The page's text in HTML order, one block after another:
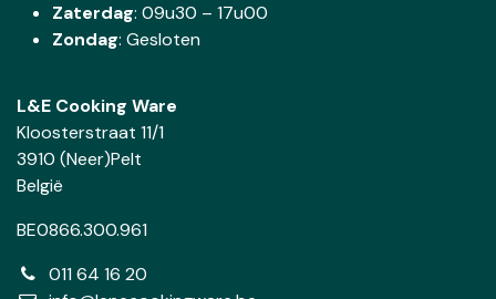
Zaterdag: 09u30 – 17u00
Zondag: Gesloten
L&E Cooking Ware
Kloosterstraat 11/1
3910 (Neer)Pelt
België
BE0866.300.961
011 64 16 20